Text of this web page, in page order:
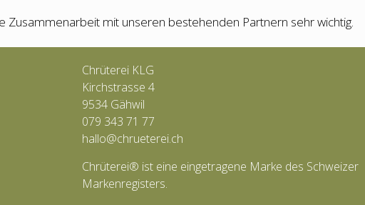
Zusammenarbeit mit unseren bestehenden Partnern sehr wichtig.
Chrüterei KLG
Kirchstrasse 4
9534 Gähwil
079 343 71 77
hallo@chrueterei.ch
Chrüterei® ist eine eingetragene Marke des Schweizer
Markenregisters.